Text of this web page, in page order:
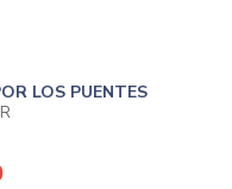
LOS PUENTES